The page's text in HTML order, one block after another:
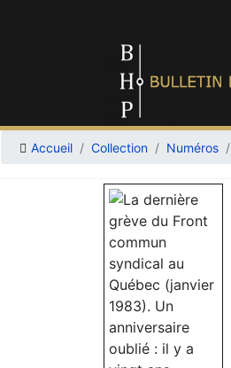
Accueil Collection Numéros